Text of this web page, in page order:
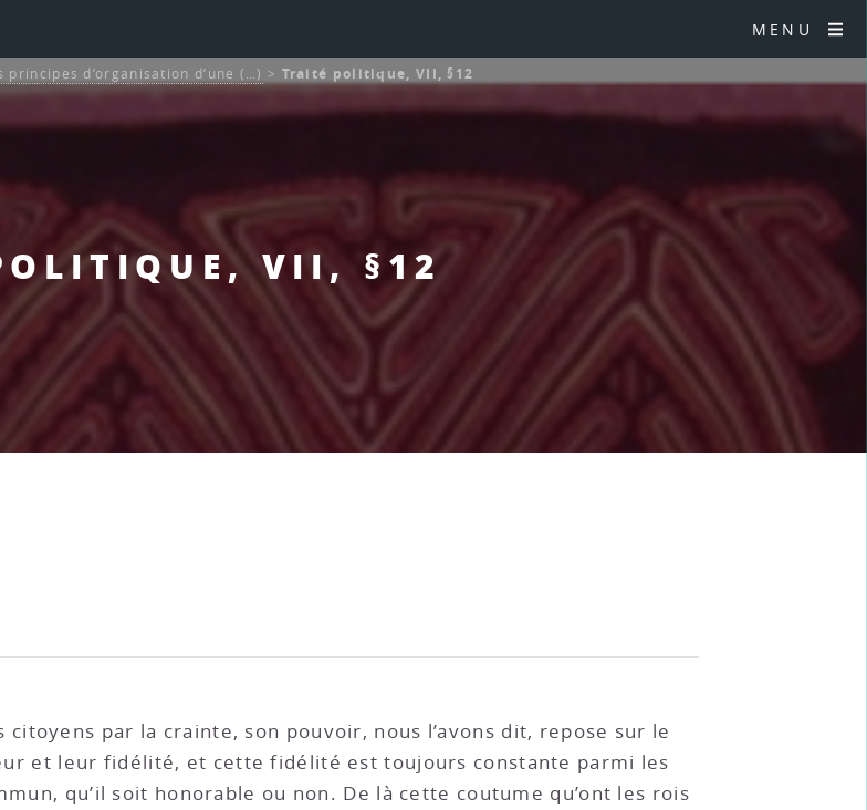
MENU
VII, §12
d’organisation d’une (…) > Traité politique, VII, §12
par la crainte, son pouvoir, nous l’avons dit, repose sur le
et leur fidélité, et cette fidélité est toujours constante parmi les
qu’il soit honorable ou non. De là cette coutume qu’ont les rois